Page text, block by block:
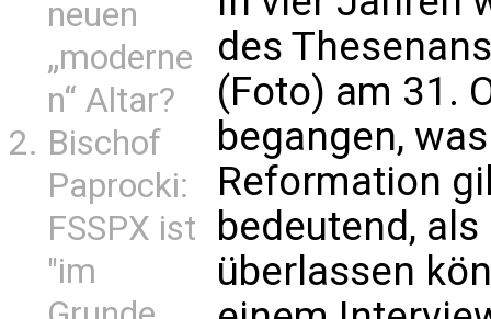
neuen
„moderne
n“ Altar?
Bischof
Paprocki:
FSSPX ist
"im
des
(Foto) am 31.
begangen,
Reformation
bedeutend,
überlassen